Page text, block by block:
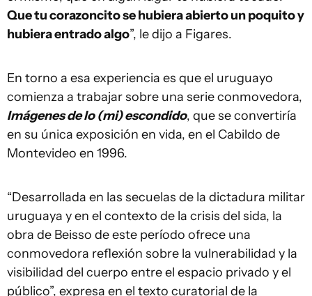
Que tu corazoncito se hubiera abierto un poquito y
hubiera entrado algo”, le dijo a Figares.
En torno a esa experiencia es que el uruguayo
comienza a trabajar sobre una serie conmovedora,
Imágenes de lo (mi) escondido, que se convertiría
en su única exposición en vida, en el Cabildo de
Montevideo en 1996.
“Desarrollada en las secuelas de la dictadura militar
uruguaya y en el contexto de la crisis del sida, la
obra de Beisso de este período ofrece una
conmovedora reflexión sobre la vulnerabilidad y la
visibilidad del cuerpo entre el espacio privado y el
público”, expresa en el texto curatorial de la